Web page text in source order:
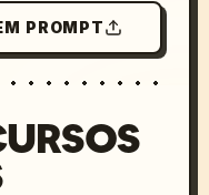
PROMPT